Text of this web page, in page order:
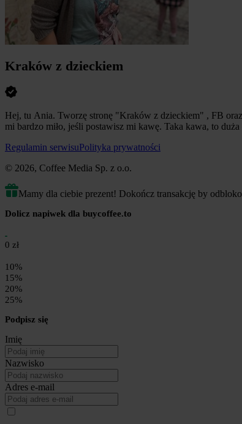
Kraków z dzieckiem
Hej, tu Ania. Tworzę stronę "Kraków z dzieckiem" , FB
mi bardzo miło, jeśli postawisz mi kawę. Taka kawa, to
Regulamin serwisuPolityka prywatności
© 2026, Coffee Media Sp. z o.o.
Mamy dla ciebie prezent! Dokończ transakcję by
Dolicz napiwek dla buycoffee.to
0 zł
10%
15%
20%
25%
Podpisz się
Imię
Nazwisko
Adres e-mail